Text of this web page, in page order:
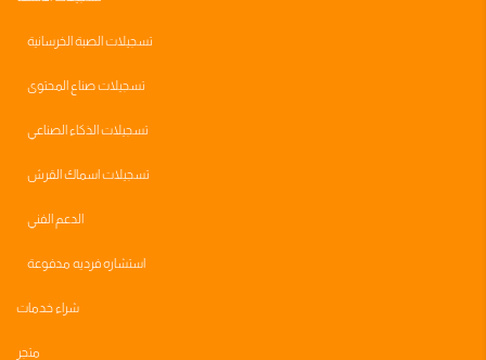
تسجيلات الصبة الخرسانية
تسجيلات صناع المحتوى
تسجيلات الذكاء الصناعي
تسجيلات اسماك القرش
الدعم الفني
استشاره فرديه مدفوعة
شراء خدمات
متجر